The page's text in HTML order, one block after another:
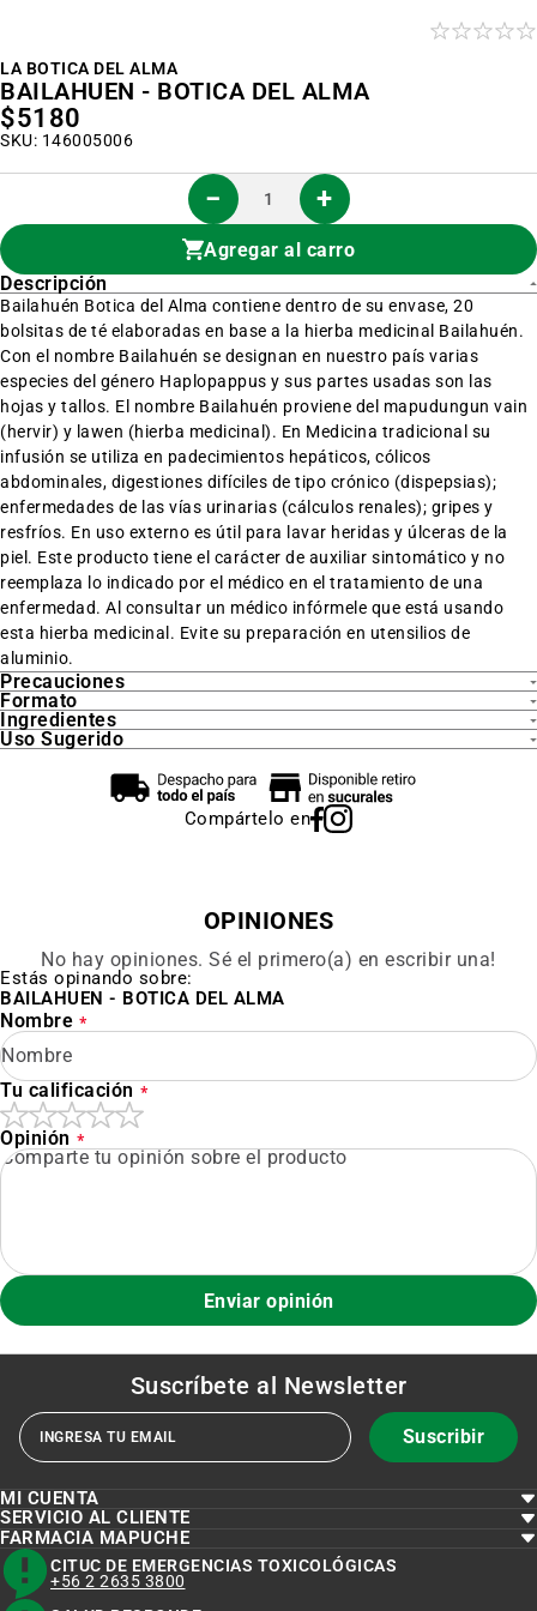
LA BOTICA DEL ALMA
$5180
SKU: 146005006
BAILAHUEN - BOTICA DEL ALMA
Agregar al carro
Descripción
Bailahuén Botica del Alma contiene dentro de su envase, 20
bolsitas de té elaboradas en base a la hierba medicinal Bailahuén.
Con el nombre Bailahuén se designan en nuestro país varias
especies del género Haplopappus y sus partes usadas son las
hojas y tallos. El nombre Bailahuén proviene del mapudungun vain
(hervir) y lawen (hierba medicinal). En Medicina tradicional su
infusión se utiliza en padecimientos hepáticos, cólicos
abdominales, digestiones difíciles de tipo crónico (dispepsias);
enfermedades de las vías urinarias (cálculos renales); gripes y
resfríos. En uso externo es útil para lavar heridas y úlceras de la
piel. Este producto tiene el carácter de auxiliar sintomático y no
reemplaza lo indicado por el médico en el tratamiento de una
enfermedad. Al consultar un médico infórmele que está usando
esta hierba medicinal. Evite su preparación en utensilios de
aluminio.
Precauciones
Formato
Ingredientes
Uso Sugerido
Compártelo en
la
galería
de
imágenes
OPINIONES
No hay opiniones. Sé el primero(a) en escribir una!
Estás opinando sobre:
BAILAHUEN - BOTICA DEL ALMA
Nombre
Tu calificación
Opinión
Enviar opinión
Suscríbete al Newsletter
Suscribir
MI CUENTA
SERVICIO AL CLIENTE
FARMACIA MAPUCHE
CITUC DE EMERGENCIAS TOXICOLÓGICAS
+56 2 2635 3800